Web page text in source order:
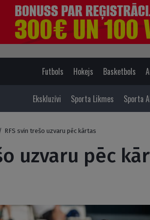
Futbols Hokejs Basketbols
Ekskluzīvi Sporta Likmes Sporta
RFS svin trešo uzvaru pēc kārtas
uzvaru pēc